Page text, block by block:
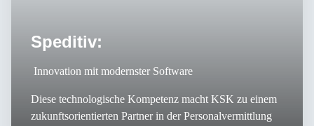
Speditiv:
Innovation mit modernster Software
Diese technologische Kompetenz macht KSK zu einem
zukunftsorientierten Partner in der Personalvermittlung